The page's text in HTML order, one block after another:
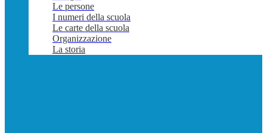
Le persone
I numeri della scuola
Le carte della scuola
Organizzazione
La storia